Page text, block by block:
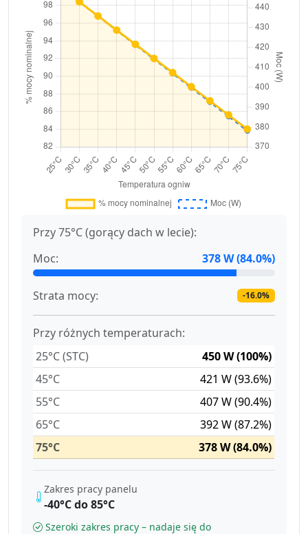
Przy 75°C (gorący dach w lecie):
Moc:
378 W (84.0%)
Strata mocy: -16.0%
Przy różnych temperaturach:
25°C (STC)
450 W (100%)
45°C
421 W (93.6%)
55°C
407 W (90.4%)
65°C
392 W (87.2%)
75°C
378 W (84.0%)
Zakres pracy panelu
-40°C do 85°C
Szeroki zakres pracy – nadaje się do